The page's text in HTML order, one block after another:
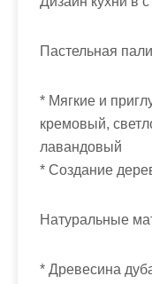
Пастельная
* Мягкие и
кремовый,
лавандовый
* Создание
Натуральные
* Древесина